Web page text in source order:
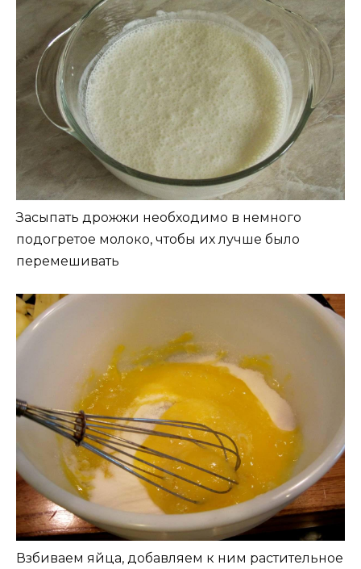
Засыпать дрожжи необходимо в немного
подогретое молоко, чтобы их лучше было
перемешивать
Взбиваем яйца, добавляем к ним растительное